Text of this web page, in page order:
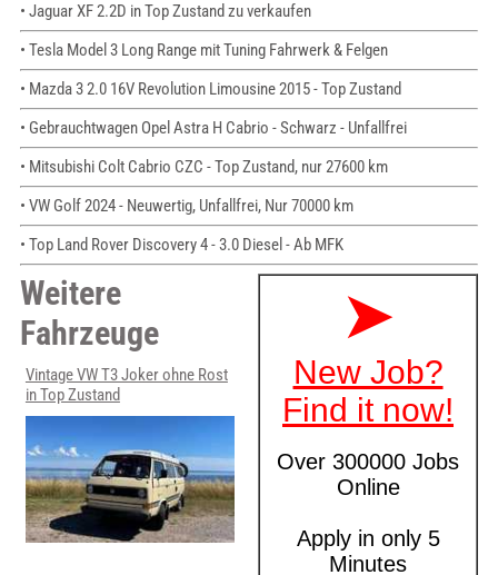
• Jaguar XF 2.2D in Top Zustand zu verkaufen
• Tesla Model 3 Long Range mit Tuning Fahrwerk & Felgen
• Mazda 3 2.0 16V Revolution Limousine 2015 - Top Zustand
• Gebrauchtwagen Opel Astra H Cabrio - Schwarz - Unfallfrei
• Mitsubishi Colt Cabrio CZC - Top Zustand, nur 27600 km
• VW Golf 2024 - Neuwertig, Unfallfrei, Nur 70000 km
• Top Land Rover Discovery 4 - 3.0 Diesel - Ab MFK
Weitere
Fahrzeuge
Vintage VW T3 Joker ohne Rost
in Top Zustand